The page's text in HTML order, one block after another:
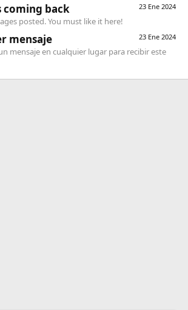
23 Ene 2024
coming back
posted. You must like it here!
23 Ene 2024
mensaje
mensaje en cualquier lugar para recibir este